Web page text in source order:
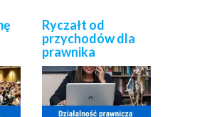
Ryczałt od
przychodów dla
prawnika